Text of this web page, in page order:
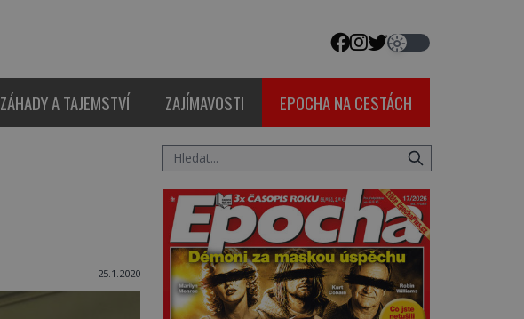
ZÁHADY A TAJEMSTVÍ ZAJÍMAVOSTI EPOCHA NA CESTÁCH
25.1.2020